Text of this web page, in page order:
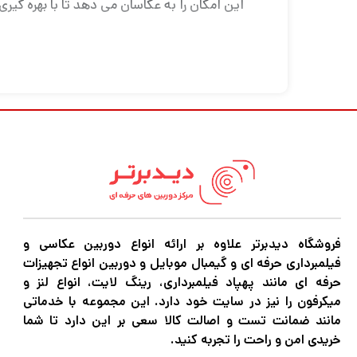
این امکان را به عکاسان می دهد تا با بهره
دارند ، سرگرم کننده باشد. این لنز در دست یک
چشم انداز اغراق آمیز و تحریف. حداقل
این لنز با یک نگهدارنده فیلتر ژلاتینی در
فروشگاه دیدبرتر علاوه بر ارائه انواع دوربین عکاسی و
فیلمبرداری حرفه ای و گیمبال موبایل و دوربین انواع تجهیزات
حرفه ای مانند پهپاد فیلمبرداری، رینگ لایت، انواع لنز و
میکرفون را نیز در سایت خود دارد. این مجموعه با خدماتی
مانند ضمانت تست و اصالت کالا سعی بر این دارد تا شما
خریدی امن و راحت را تجربه کنید.